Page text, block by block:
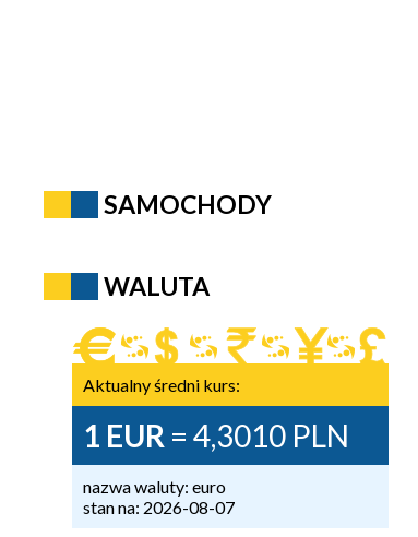
SAMOCHODY
WALUTA
Aktualny średni kurs:
1 EUR = 4,3010 PLN
nazwa waluty: euro
stan na: 2026-08-07